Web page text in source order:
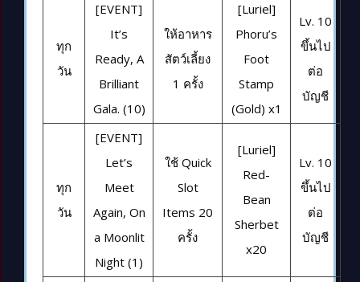
ทุก
วัน
[EVENT]
It’s
Ready, A
Brilliant
Gala. (10)
ให้อาหาร
สัตว์เลี้ยง
1 ครั้ง
[Luriel]
Phoru’s
Foot
Stamp
(Gold) x1
Lv. 10
ขึ้นไป
ต่อ
บัญชี
ทุก
วัน
[EVENT]
Let’s
Meet
Again, On
a Moonlit
Night (1)
ใช้ Quick
Slot
Items 20
ครั้ง
[Luriel]
Red-
Bean
Sherbet
x20
Lv. 10
ขึ้นไป
ต่อ
บัญชี